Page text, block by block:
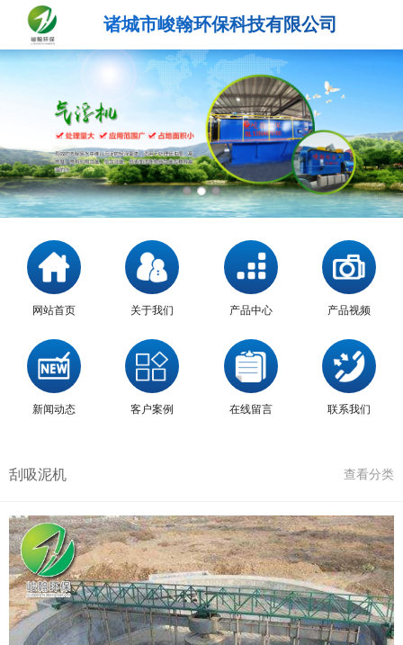
诸城市峻翰环保科技有限公司
网站首页 关于我们 产品中心 产品视频
新闻动态 客户案例 在线留言 联系我们
刮吸泥机 查看分类